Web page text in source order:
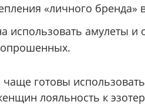
«личного бренда»
использовать амулеты и
опрошенных.
чаще готовы
лояльность к